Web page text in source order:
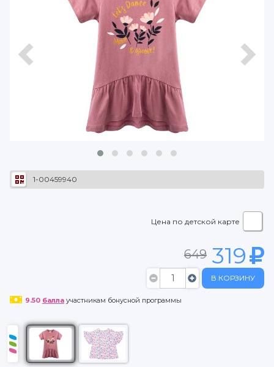
1-00459940
Цена по детской карте
649 319
В КОРЗИНУ
9.50 баллаучастникам бонусной программы